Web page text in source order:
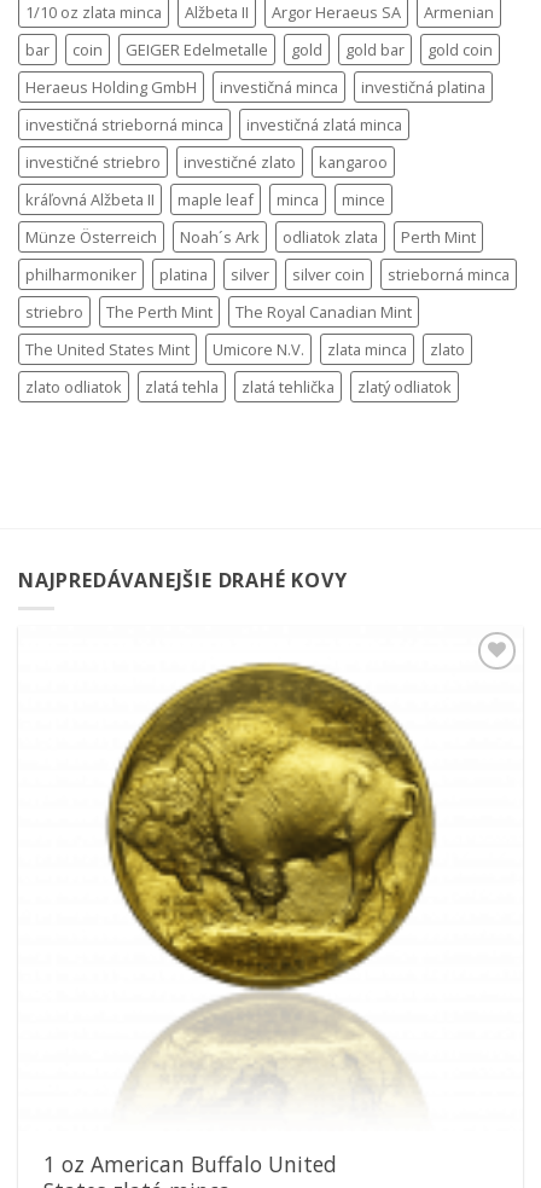
1/10 oz zlata minca
Alžbeta II Argor Heraeus SA
Armenian
bar
coin GEIGER Edelmetalle gold gold bar
gold coin
Heraeus Holding GmbH
investičná minca
investičná platina
investičná strieborná minca
investičná zlatá minca
investičné striebro
investičné zlato
kangaroo
kráľovná Alžbeta II
maple leaf minca
mince
Münze Österreich
Noah´s Ark odliatok zlata
Perth Mint
philharmoniker
platina silver silver coin
strieborná minca
striebro
The Perth Mint
The Royal Canadian Mint
The United States Mint
Umicore N.V. zlata minca
zlato
zlato odliatok
zlatá tehla zlatá tehlička zlatý odliatok
NAJPREDÁVANEJŠIE DRAHÉ KOVY
1 oz American Buffalo United